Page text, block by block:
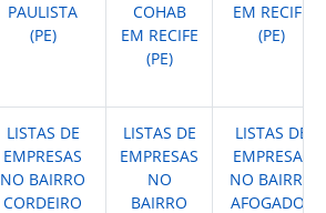
PAULISTA
(PE)
COHAB
EM RECIFE
(PE)
EM RECIFE
(PE)
LISTAS DE
EMPRESAS
NO BAIRRO
CORDEIRO
LISTAS DE
EMPRESAS
NO
BAIRRO
LISTAS DE
EMPRESAS
NO BAIRRO
AFOGADOS